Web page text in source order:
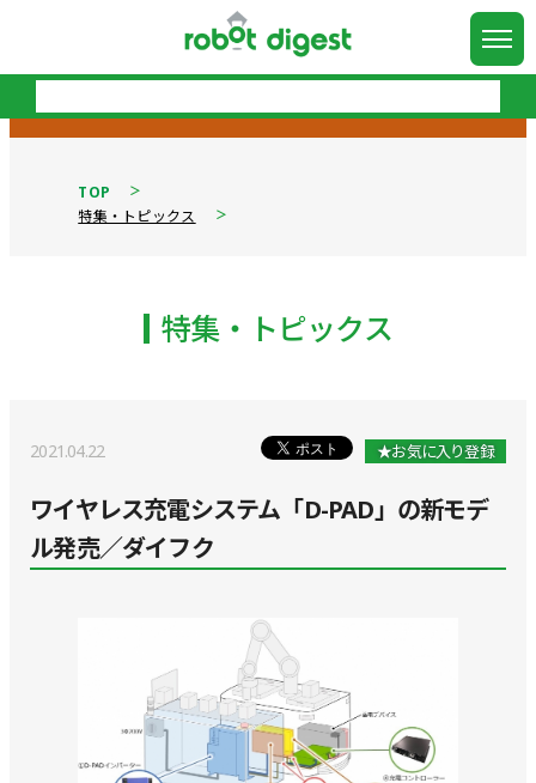
TOP
特集・トピックス
特集・トピックス
2021.04.22 ★お気に入り登録
ワイヤレス充電システム「D-PAD」の新モデ
ル発売／ダイフク